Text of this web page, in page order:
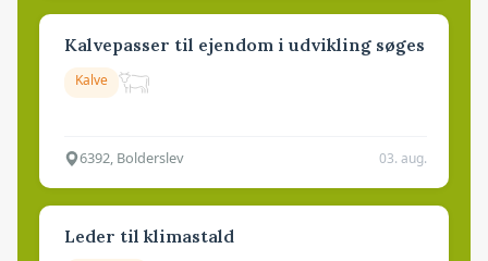
Kalvepasser til ejendom i udvikling søges
Kalve
6392, Bolderslev 03. aug.
Leder til klimastald